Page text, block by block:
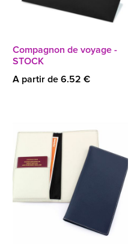
Compagnon de voyage -
STOCK
A partir de 6.52 €